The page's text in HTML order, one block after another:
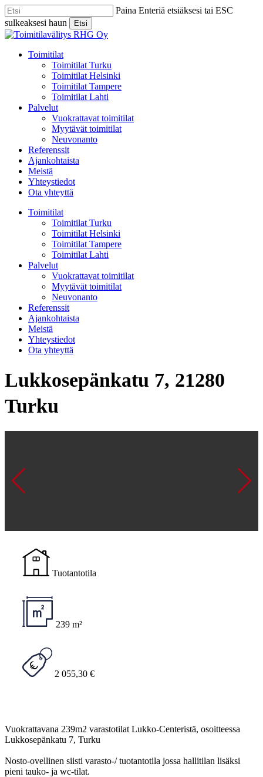
Skip
to
main
content
Paina Enteriä etsiäksesi tai ESC
sulkeaksesi haun
Etsi
Close
Menu
Toimitilat
Toimitilat Turku
Toimitilat Helsinki
Toimitilat Tampere
Toimitilat Lahti
Palvelut
Vuokrattavat toimitilat
Myytävät toimitilat
Neuvonanto
Referenssit
Ajankohtaista
Meistä
Yhteystiedot
Ota yhteyttä
Toimitilat
Toimitilat Turku
Toimitilat Helsinki
Toimitilat Tampere
Toimitilat Lahti
Palvelut
Vuokrattavat toimitilat
Myytävät toimitilat
Neuvonanto
Referenssit
Ajankohtaista
Meistä
Yhteystiedot
Ota yhteyttä
Lukkosepänkatu 7, 21280
Turku
Tuotantotila
239 m²
2 055,30 €
Vuokrattavana 239m2 varastotilat Lukko-Centeristä, osoitteessa
Lukkosepänkatu 7, Turku
Nosto-ovellinen siisti varasto-/ tuotantotila jossa hallitilan lisäksi
pieni tauko- ja wc-tilat.